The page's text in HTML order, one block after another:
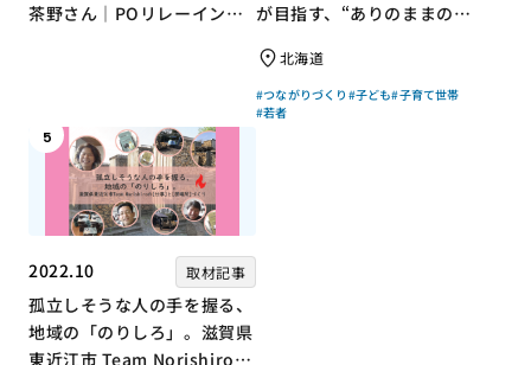
茶野さん｜POリレーインタ が目指す、“ありのままの自
ィづくり
北海道
#つながりづくり #子ども#子育て世帯
#若者
5
2022.10 取材記事
孤立しそうな人の手を握る、
地域の「のりしろ」。滋賀県
東近江市 Team Norishiroの